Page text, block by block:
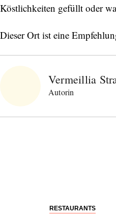
Köstlichkeiten gefüllt oder
Dieser Ort ist eine
Vermeillia
Autorin
RESTAURANTS